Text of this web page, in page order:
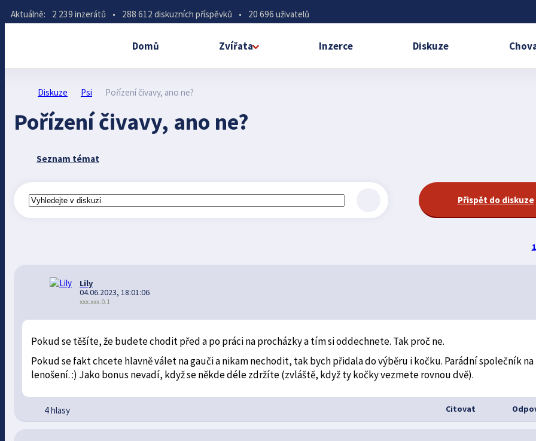
Aktuálně: 2 239 inzerátů • 288 612 diskuzních příspěvků • 20 696 uživatelů
Domů Zvířata Inzerce Diskuze
Diskuze Psi Pořízení čivavy, ano ne?
Pořízení čivavy, ano ne?
Seznam témat
Přispět do diskuze
1
Lily
04.06.2023, 18:01:06
xxx.xxx.0.1
Pokud se těšíte, že budete chodit před a po práci na procházky a tím si oddechnete. Tak proč ne.
Pokud se fakt chcete hlavně válet na gauči a nikam nechodit, tak bych přidala do výběru i kočku. Parádní společník na
lenošení. :) Jako bonus nevadí, když se někde déle zdržíte (zvláště, když ty kočky vezmete rovnou dvě).
4 hlasy Citovat